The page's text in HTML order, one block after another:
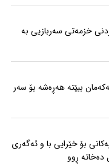
خزمەتی سەربازیی بە
ببێتە هەڕەشە بۆ سەر
بۆ خێرایی با و ئەگەری
دەخاتە ڕوو